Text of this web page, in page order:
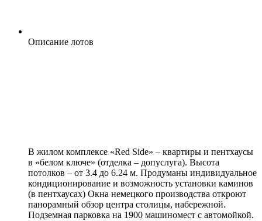
Описание лотов
В жилом комплексе «Red Side» – квартиры и пентхаусы
в «белом ключе» (отделка – допуслуга). Высота
потолков – от 3.4 до 6.24 м. Продуманы индивидуальное
кондиционирование и возможность установки каминов
(в пентхаусах) Окна немецкого производства откроют
панорамный обзор центра столицы, набережной.
Подземная парковка на 1900 машиномест с автомойкой.